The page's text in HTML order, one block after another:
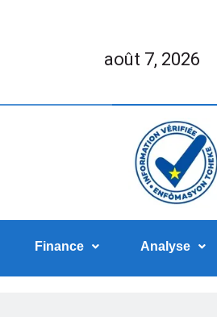
août 7, 2026
Finance Analyse